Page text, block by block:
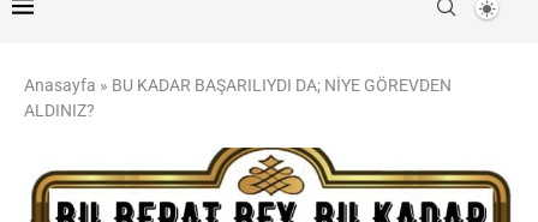
Anasayfa » BU KADAR BAŞARILIYDI DA; NİYE GÖREVDEN
ALDINIZ?